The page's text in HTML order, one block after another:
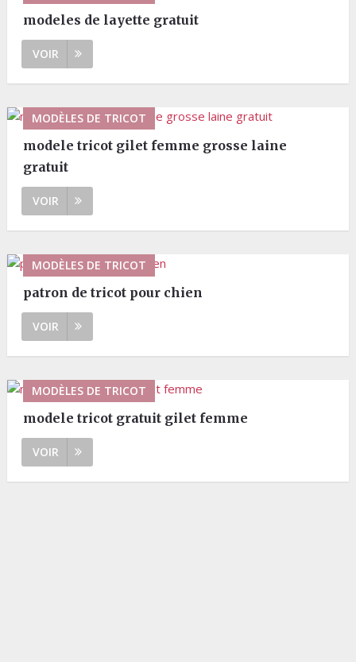
modeles de layette gratuit
VOIR
MODÈLES DE TRICOT
modele tricot gilet femme grosse laine
gratuit
VOIR
MODÈLES DE TRICOT
patron de tricot pour chien
VOIR
MODÈLES DE TRICOT
modele tricot gratuit gilet femme
VOIR